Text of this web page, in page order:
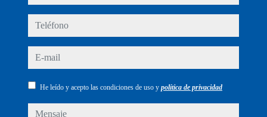
teléfono
e-mail
He leído y acepto las condiciones de uso y política de privacidad
mensaje